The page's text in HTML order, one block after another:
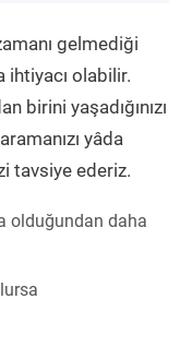
gelmediği
ihtiyacı olabilir.
birini yaşadığınızı
yâda
tavsiye ederiz.
olduğundan daha